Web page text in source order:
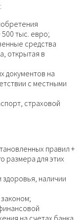
тыс. евро;
средства
открытая в
документов на
с местными
страховой
правил +
размера для этих
наличии
на счетах банка,